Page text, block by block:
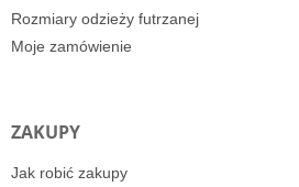
Rozmiary odzieży futrzanej
Moje zamówienie
ZAKUPY
Jak robić zakupy